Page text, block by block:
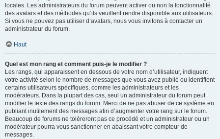
locales. Les administrateurs du forum peuvent activer ou non la fonctionnalité
des avatars et des méthodes qu’ils veuillent rendre disponible aux utilisateurs.
Si vous ne pouvez pas utiliser d’avatars, nous vous invitons à contacter un
administrateur du forum.
Haut
Quel est mon rang et comment puis-je le modifier ?
Les rangs, qui apparaissent en dessous de votre nom d’utilisateur, indiquent
votre activité selon le nombre de messages que vous avez publié ou identifient
certains utilisateurs spécifiques, comme les administrateurs et les
modérateurs. Dans la plupart des cas, seul un administrateur du forum peut
modifier le texte des rangs du forum. Merci de ne pas abuser de ce système en
publiant inutilement des messages afin d’augmenter votre rang sur le forum.
Beaucoup de forums ne toléreront pas ce procédé et un administrateur ou un
modérateur pourra vous sanctionner en abaissant votre compteur de
messages.